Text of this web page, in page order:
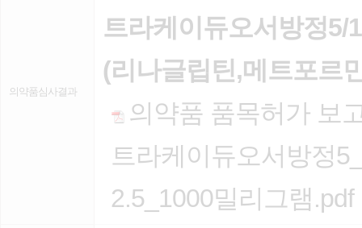
의약품심사결과
트라케이듀오서방정5/
(리나글립틴,메트포르
의약품 품목허가 보
트라케이듀오서방정
2.5_1000밀리그램.pdf